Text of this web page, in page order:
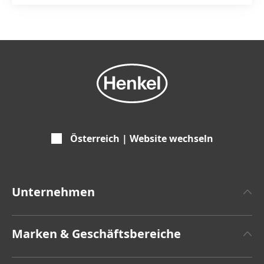
Österreich | Website wechseln
Unternehmen
Marken & Geschäftsbereiche